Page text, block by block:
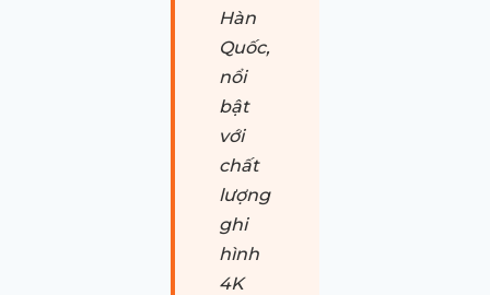
Hàn
Quốc,
nổi
bật
với
chất
lượng
ghi
hình
4K